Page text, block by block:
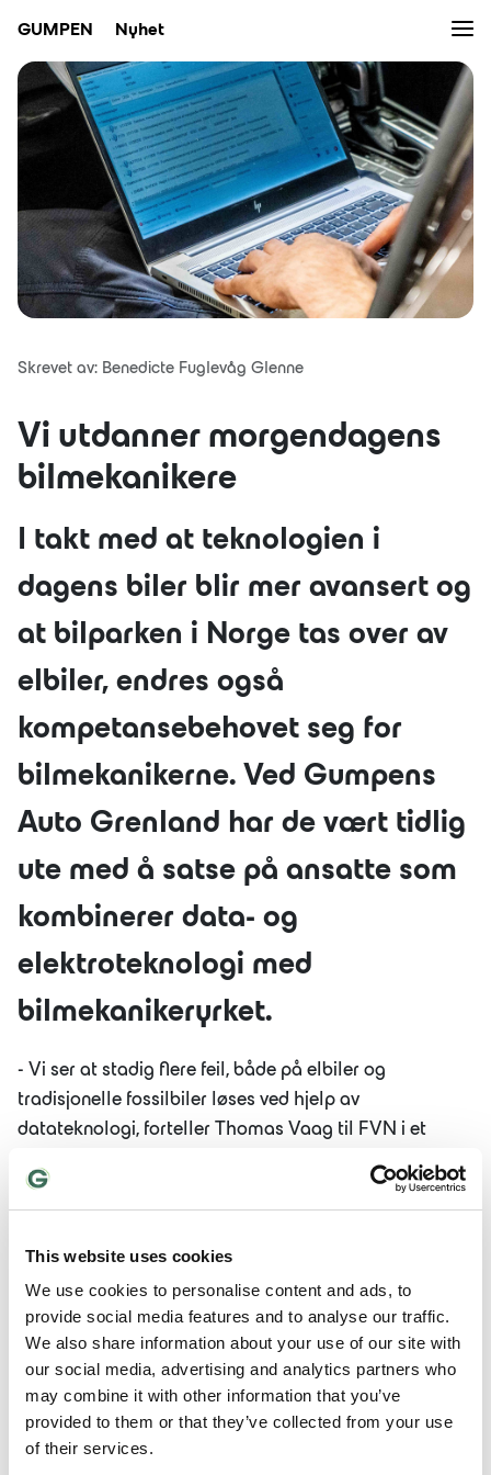
This website uses cookies
We use cookies to personalise content and ads, to
provide social media features and to analyse our traffic.
We also share information about your use of our site with
our social media, advertising and analytics partners who
may combine it with other information that you’ve
provided to them or that they’ve collected from your use
of their services.
GUMPEN Nyhet
Bruktbil
Verksted
Bilpleie
Nybil
Eiendom
Bilutleie
JOBB
OM OSS
LÆRLING
BÆREKRAFT
Skrevet av: Benedicte Fuglevåg Glenne
Vi utdanner morgendagens
bilmekanikere
I takt med at teknologien i
dagens biler blir mer avansert og
at bilparken i Norge tas over av
elbiler, endres også
kompetansebehovet seg for
bilmekanikerne. Ved Gumpens
Auto Grenland har de vært tidlig
ute med å satse på ansatte som
kombinerer data- og
elektroteknologi med
bilmekanikeryrket.
- Vi ser at stadig flere feil, både på elbiler og
tradisjonelle fossilbiler løses ved hjelp av
datateknologi, forteller Thomas Vaag til FVN i et
flere år, og har fagbrev både i dataelektronikk og lette
høyvoltspesialist.
- Jeg møtte heldigvis folk som var fremtidsrettet og
satset på meg. Derfor har jeg blitt motivert til en seks
og et halvt års lang utdanning, der store deler av tiden
var godt lønnet.